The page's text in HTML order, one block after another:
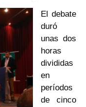
El debate
duró
unas dos
horas
divididas
en
períodos
de cinco